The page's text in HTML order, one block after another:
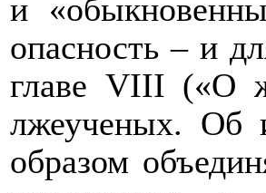
и
опасность – и
главе VIII («О
лжеученых. Об
образом